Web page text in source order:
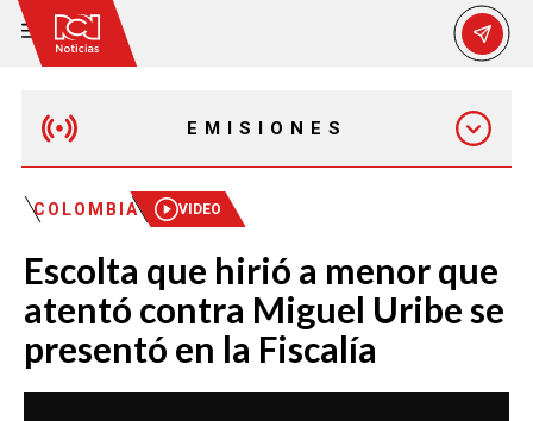
EMISIONES
MAÑANA EXPRESS
EMISIÓN 12:30 PM
EMISIÓN 7:00 PM
COLOMBIA VIDEO
Escolta que hirió a menor que
atentó contra Miguel Uribe se
presentó en la Fiscalía